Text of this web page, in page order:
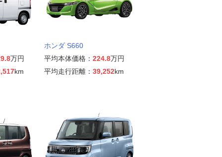
万円
km
ホンダ S660
平均本体価格： 224.8万円
平均走行距離： 39,252km